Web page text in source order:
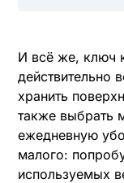
И всё же, ключ
действительно
хранить
также выбрать
ежедневную
малого:
используемых